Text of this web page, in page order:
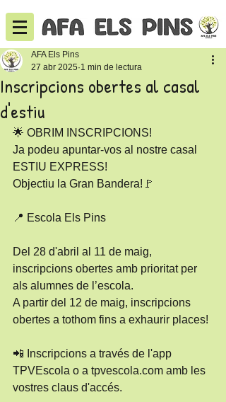
Inscripcions obertes al casal
d'estiu
AFA Els Pins
27 abr 2025 1 min de lectura
🌟 OBRIM INSCRIPCIONS!
Ja podeu apuntar-vos al nostre casal
ESTIU EXPRESS!
Objectiu la Gran Bandera!🚩
📍 Escola Els Pins
Del 28 d'abril al 11 de maig,
inscripcions obertes amb prioritat per
als alumnes de l’escola.
A partir del 12 de maig, inscripcions
obertes a tothom fins a exhaurir places!
📲 Inscripcions a través de l'app
TPVEscola o a tpvescola.com amb les
vostres claus d'accés.